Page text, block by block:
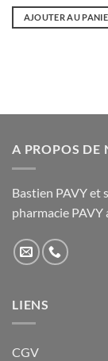
AJOUTER AU
A PROPOS DE
Bastien PAVY et
pharmacie
LIENS
CGV